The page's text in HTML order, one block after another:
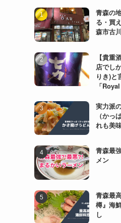
青森の
る・買
森市古
【貴重
店でし
りき)と
「
実力派
（かっ
れも美
青森最
メン
青森最
樽』海
し